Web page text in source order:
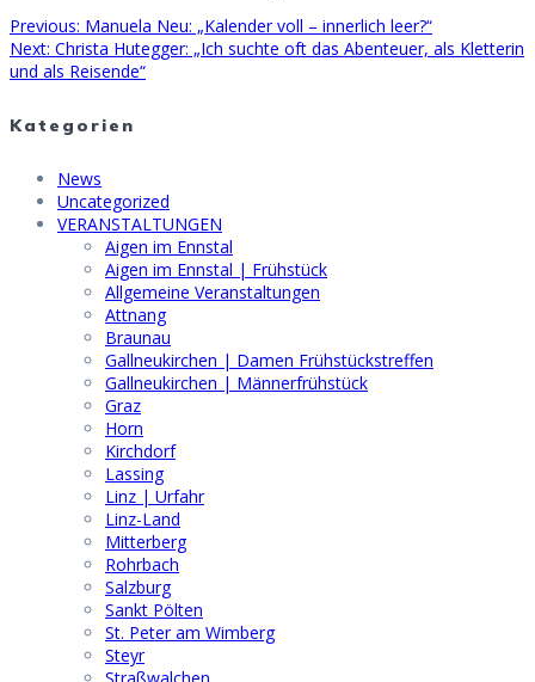
Beitragsnavigation
Previous: Previous
post:
Manuela Neu: „Kalender voll – innerlich leer?“
Next: Next
post:
Christa Hutegger: „Ich suchte oft das Abenteuer, als Kletterin
und als Reisende“
Kategorien
News
Uncategorized
VERANSTALTUNGEN
Aigen im Ennstal
Aigen im Ennstal | Frühstück
Allgemeine Veranstaltungen
Attnang
Braunau
Gallneukirchen | Damen Frühstückstreffen
Gallneukirchen | Männerfrühstück
Graz
Horn
Kirchdorf
Lassing
Linz | Urfahr
Linz-Land
Mitterberg
Rohrbach
Salzburg
Sankt Pölten
St. Peter am Wimberg
Steyr